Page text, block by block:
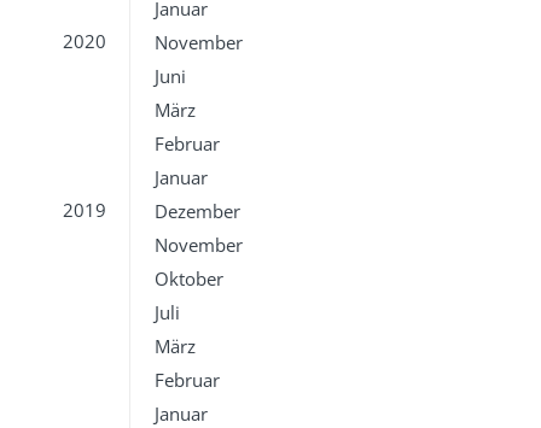
Januar
2020
November
Juni
März
Februar
Januar
2019
Dezember
November
Oktober
Juli
März
Februar
Januar